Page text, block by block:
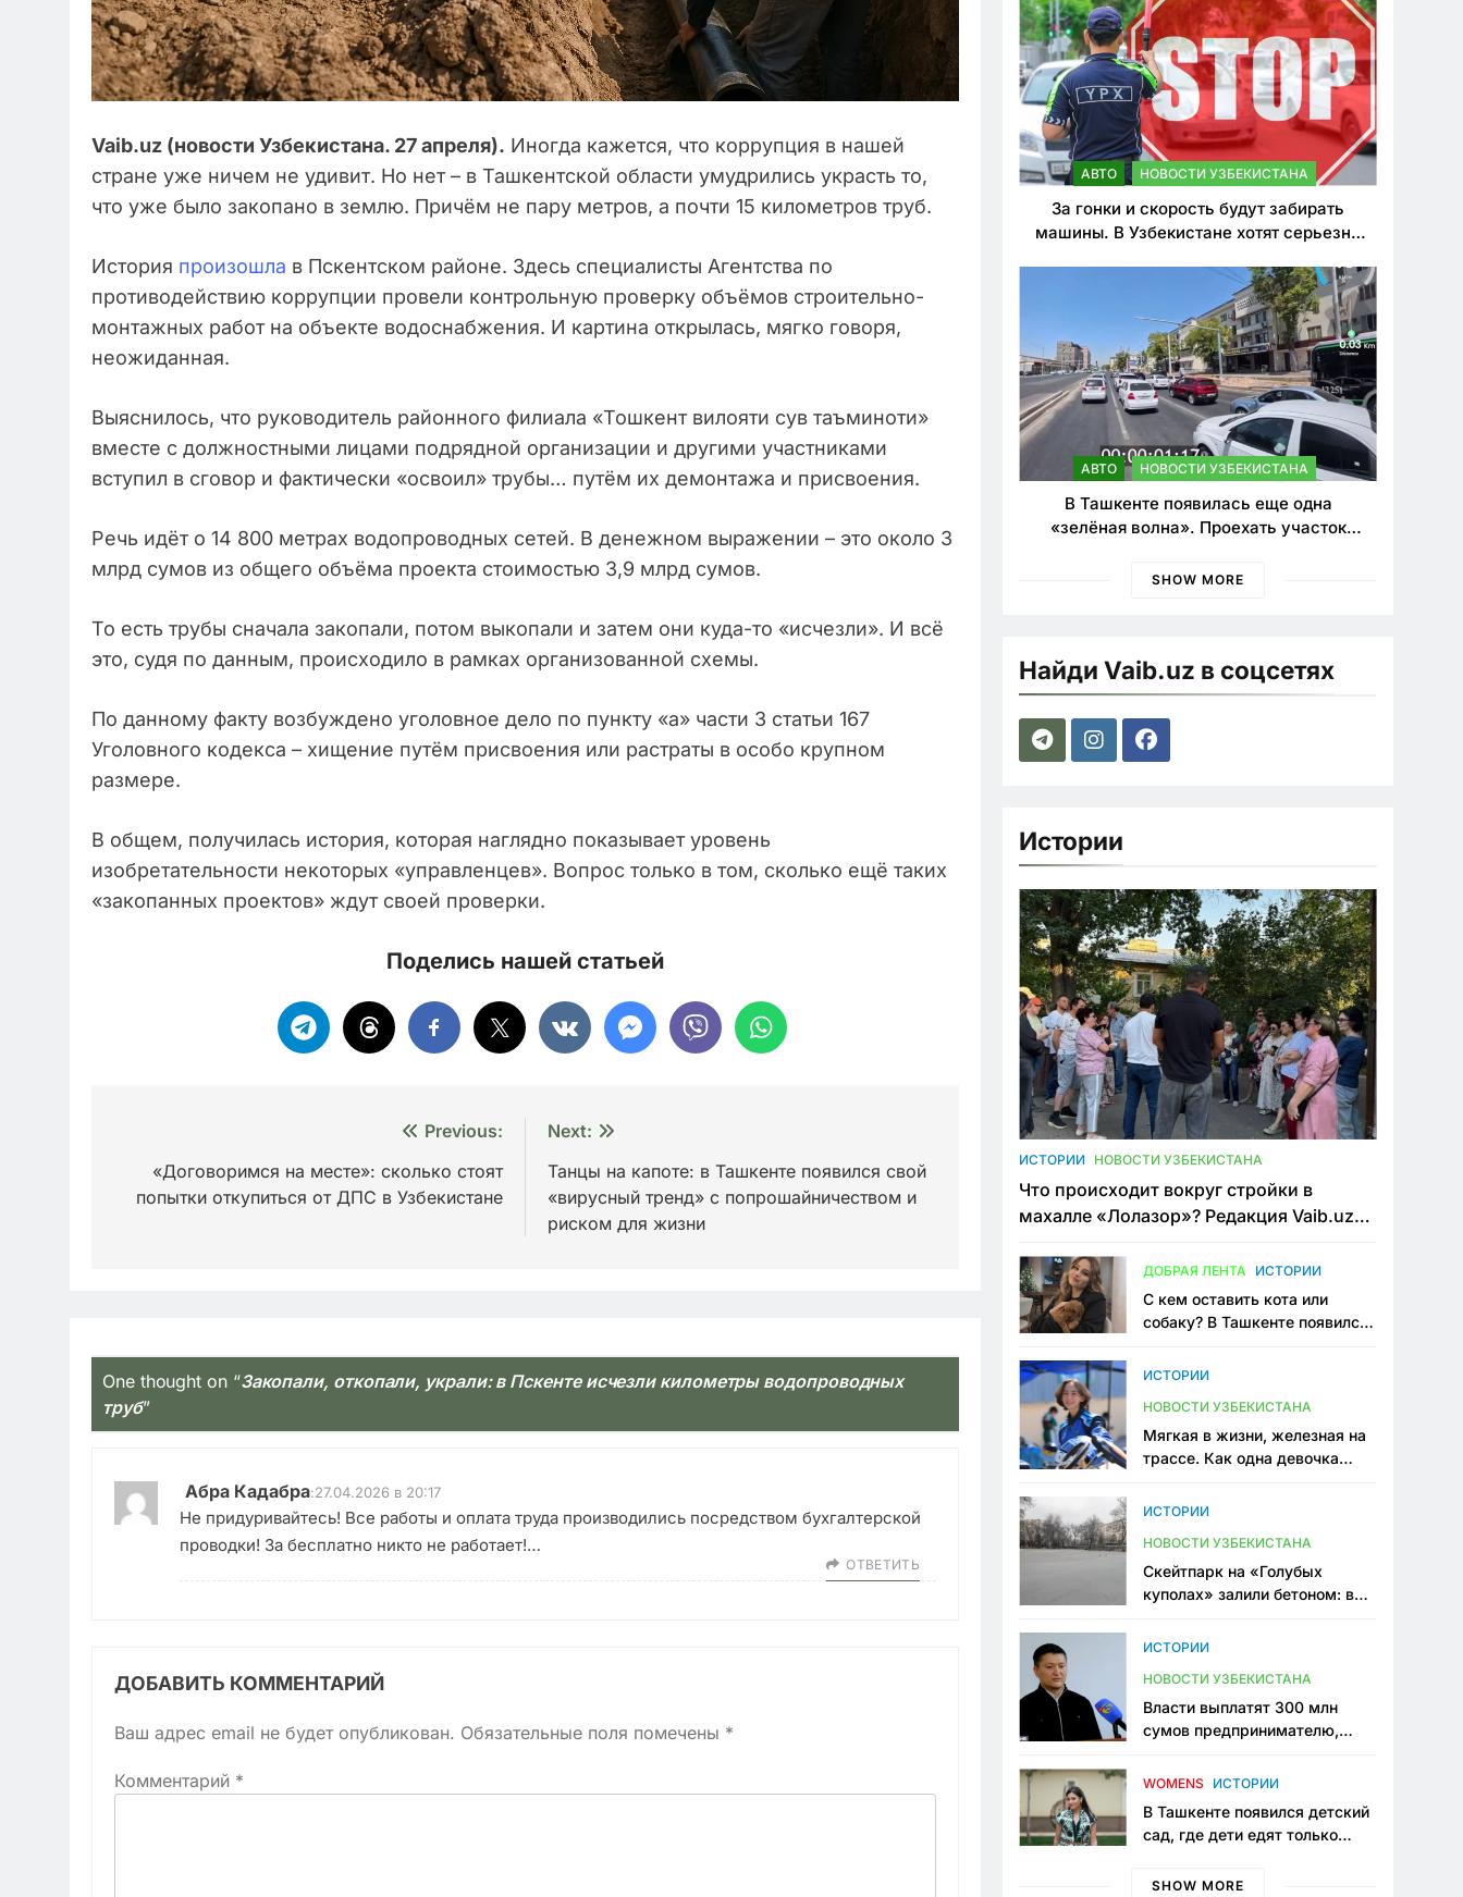
Vaib.uz (новости Узбекистана. 27 апреля). Иногда кажется, что коррупция в нашей
стране уже ничем не удивит. Но нет – в Ташкентской области умудрились украсть то,
что уже было закопано в землю. Причём не пару метров, а почти 15 километров труб.
История произошла в Пскентском районе. Здесь специалисты Агентства по
противодействию коррупции провели контрольную проверку объёмов строительно-
монтажных работ на объекте водоснабжения. И картина открылась, мягко говоря,
неожиданная.
Выяснилось, что руководитель районного филиала «Тошкент вилояти сув таъминоти»
вместе с должностными лицами подрядной организации и другими участниками
вступил в сговор и фактически «освоил» трубы… путём их демонтажа и присвоения.
Речь идёт о 14 800 метрах водопроводных сетей. В денежном выражении – это около 3
млрд сумов из общего объёма проекта стоимостью 3,9 млрд сумов.
То есть трубы сначала закопали, потом выкопали и затем они куда-то «исчезли». И всё
это, судя по данным, происходило в рамках организованной схемы.
По данному факту возбуждено уголовное дело по пункту «а» части 3 статьи 167
Уголовного кодекса – хищение путём присвоения или растраты в особо крупном
размере.
В общем, получилась история, которая наглядно показывает уровень
изобретательности некоторых «управленцев». Вопрос только в том, сколько ещё таких
«закопанных проектов» ждут своей проверки.
Поделись нашей статьей
записям
Previous:
«Договоримся на месте»: сколько стоят
попытки откупиться от ДПС в Узбекистане
Next:
Танцы на капоте: в Ташкенте появился свой
«вирусный тренд» с попрошайничеством и
риском для жизни
One thought on “Закопали, откопали, украли: в Пскенте исчезли километры водопроводных
труб”
Абра Кадабра:27.04.2026 в 20:17
Не придуривайтесь! Все работы и оплата труда производились посредством бухгалтерской
проводки! За бесплатно никто не работает!…
ОТВЕТИТЬ
ДОБАВИТЬ КОММЕНТАРИЙ
Ваш адрес email не будет опубликован. Обязательные поля помечены *
Комментарий *
АВТО НОВОСТИ УЗБЕКИСТАНА
За гонки и скорость будут забирать
машины. В Узбекистане хотят серьезно
АВТО НОВОСТИ УЗБЕКИСТАНА
В Ташкенте появилась еще одна
«зелёная волна». Проехать участок
SHOW MORE
Найди Vaib.uz в соцсетях
Истории
ИСТОРИИ НОВОСТИ УЗБЕКИСТАНА
Что происходит вокруг стройки в
махалле «Лолазор»? Редакция Vaib.uz
конфликта
ДОБРАЯ ЛЕНТА ИСТОРИИ
С кем оставить кота или
собаку? В Ташкенте появился
ИСТОРИИ
НОВОСТИ УЗБЕКИСТАНА
Мягкая в жизни, железная на
трассе. Как одна девочка
Узбекистане
ИСТОРИИ
НОВОСТИ УЗБЕКИСТАНА
Скейтпарк на «Голубых
куполах» залили бетоном: в
одно общественное
ИСТОРИИ
НОВОСТИ УЗБЕКИСТАНА
Власти выплатят 300 млн
сумов предпринимателю,
тюрьме по незаконному
WOMENS ИСТОРИИ
В Ташкенте появился детский
сад, где дети едят только
мама, которая устала просить
SHOW MORE